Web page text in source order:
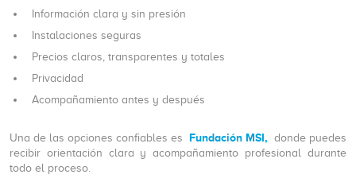
Información clara y sin presión
Instalaciones seguras
Precios claros, transparentes y totales
Privacidad
Acompañamiento antes y después
Una de las opciones confiables es Fundación MSI, donde puedes
recibir orientación clara y acompañamiento profesional durante
todo el proceso.